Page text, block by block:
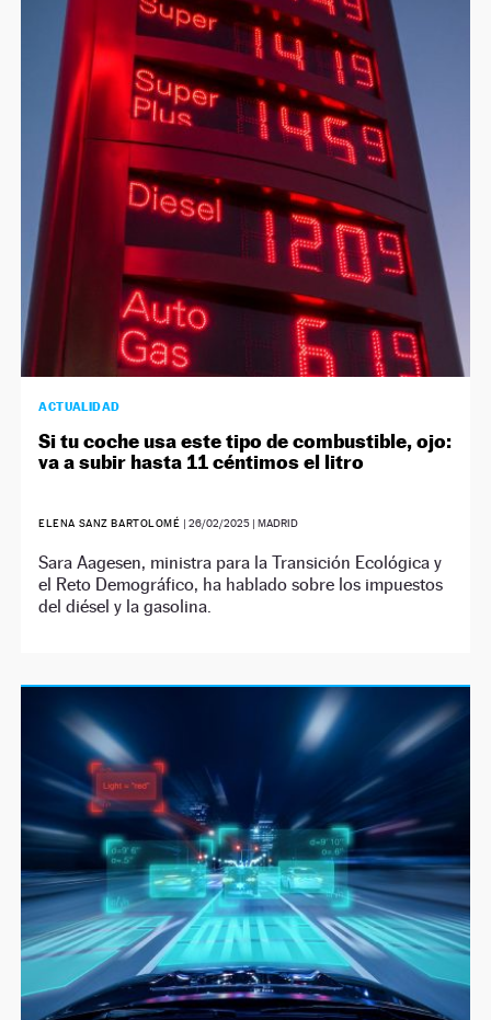
ACTUALIDAD
Si tu coche usa este tipo de combustible, ojo:
va a subir hasta 11 céntimos el litro
ELENA SANZ BARTOLOMÉ | 26/02/2025| MADRID
Sara Aagesen, ministra para la Transición Ecológica y
el Reto Demográfico, ha hablado sobre los impuestos
del diésel y la gasolina.